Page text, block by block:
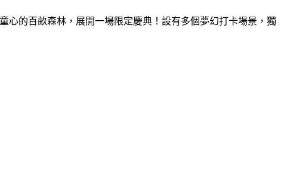
心的百畝森林，展開一場限定慶典！設有多個夢幻打卡場景，獨